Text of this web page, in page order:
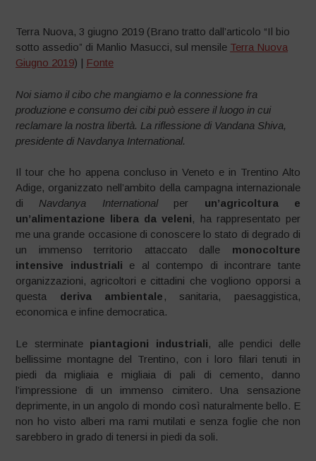
Terra Nuova, 3 giugno 2019 (Brano tratto dall’articolo “Il bio
sotto assedio” di Manlio Masucci, sul mensile Terra Nuova
Giugno 2019) | Fonte
Noi siamo il cibo che mangiamo e la connessione fra
produzione e consumo dei cibi può essere il luogo in cui
reclamare la nostra libertà. La riflessione di Vandana Shiva,
presidente di Navdanya International.
Il tour che ho appena concluso in Veneto e in Trentino Alto
Adige, organizzato nell’ambito della campagna internazionale
di Navdanya Internationalper un’agricoltura e
un’alimentazione libera da veleni, ha rappresentato per
me una grande occasione di conoscere lo stato di degrado di
un immenso territorio attaccato dalle monocolture
intensive industriali e al contempo di incontrare tante
organizzazioni, agricoltori e cittadini che vogliono opporsi a
questa deriva ambientale , sanitaria, paesaggistica,
economica e infine democratica.
Le sterminate piantagioni industriali, alle pendici delle
bellissime montagne del Trentino, con i loro filari tenuti in
piedi da migliaia e migliaia di pali di cemento, danno
l’impressione di un immenso cimitero. Una sensazione
deprimente, in un angolo di mondo così naturalmente bello. E
non ho visto alberi ma rami mutilati e senza foglie che non
sarebbero in grado di tenersi in piedi da soli.